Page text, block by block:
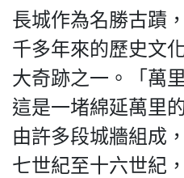
長城作為名勝古蹟
千多年來的歷史文
大奇跡之一。「萬
這是一堵綿延萬里
由許多段城牆組成
七世紀至十六世紀